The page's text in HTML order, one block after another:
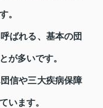
。
ばれる、基本の団
が多いです。
信や三大疾病保障
います。